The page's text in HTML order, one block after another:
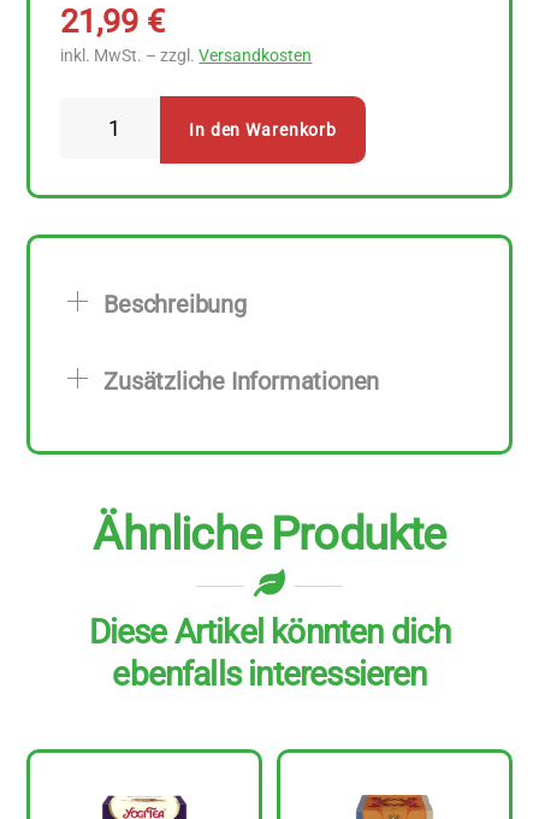
21,99 €
inkl. MwSt. – zzgl.Versandkosten
Stück
In den Warenkorb
Beschreibung
Zusätzliche Informationen
Ähnliche Produkte
Diese Artikel könnten dich
ebenfalls interessieren